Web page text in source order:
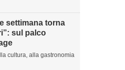
settimana torna
sul palco
cultura, alla gastronomia